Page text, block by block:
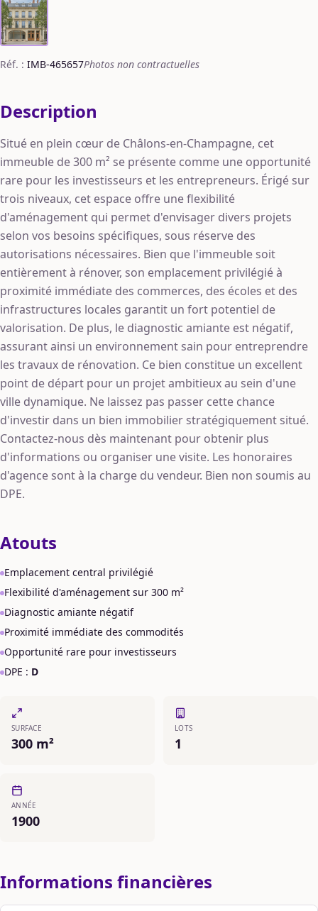
Réf. : IMB-465657Photos non contractuelles
Description
Situé en plein cœur de Châlons-en-Champagne, cet
immeuble de 300 m² se présente comme une opportunité
rare pour les investisseurs et les entrepreneurs. Érigé sur
trois niveaux, cet espace offre une flexibilité
d'aménagement qui permet d'envisager divers projets
selon vos besoins spécifiques, sous réserve des
autorisations nécessaires. Bien que l'immeuble soit
entièrement à rénover, son emplacement privilégié à
proximité immédiate des commerces, des écoles et des
infrastructures locales garantit un fort potentiel de
valorisation. De plus, le diagnostic amiante est négatif,
assurant ainsi un environnement sain pour entreprendre
les travaux de rénovation. Ce bien constitue un excellent
point de départ pour un projet ambitieux au sein d'une
ville dynamique. Ne laissez pas passer cette chance
d'investir dans un bien immobilier stratégiquement situé.
Contactez-nous dès maintenant pour obtenir plus
d'informations ou organiser une visite. Les honoraires
d'agence sont à la charge du vendeur. Bien non soumis au
DPE.
Atouts
Emplacement central privilégié
Flexibilité d'aménagement sur 300 m²
Diagnostic amiante négatif
Proximité immédiate des commodités
Opportunité rare pour investisseurs
DPE : D
SURFACE
300 m²
LOTS
1
ANNÉE
1900
Informations financières